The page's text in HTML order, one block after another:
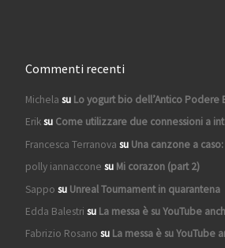
Commenti recenti
Michela su Lo yogurt bio dell’Antico Podere
Eriksu Come utilizzare due connessioni a
Francesca Terranova su Una canzone a
polly iannaccone su Mi corazon (part 2)
Sappo su Unreal Tournament in quarantena
Edda Balestri su La messa è su YouTube
Fabrizio Rosano su La messa è su YouTube